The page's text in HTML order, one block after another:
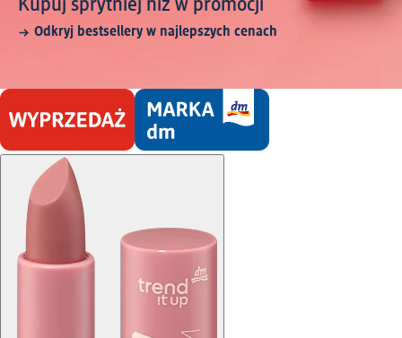
Kupuj sprytniej niż w promocji
Odkryj bestsellery w najlepszych cenach